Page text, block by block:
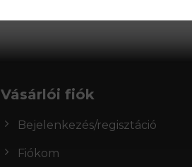
Vásárlói fiók
Bejelenkezés/regisztáció
Fiókom